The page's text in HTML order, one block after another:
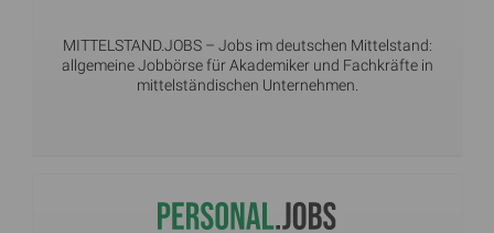
MITTELSTAND.JOBS– Jobs im deutschen Mittelstand:
allgemeine Jobbörse für Akademiker und Fachkräfte in
mittelständischen Unternehmen.